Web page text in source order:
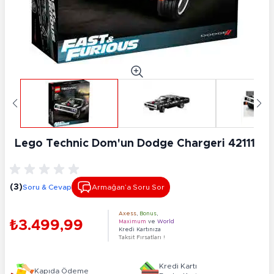
Lego Technic Dom'un Dodge Chargeri 42111
(3)Soru & Cevap Armağan’a Soru Sor
₺3.499,99
Axess Bonus
Maximum ve World
Kredi Kartınıza
Taksit Fırsatları !
Kapıda Ödeme
Kredi Kartı